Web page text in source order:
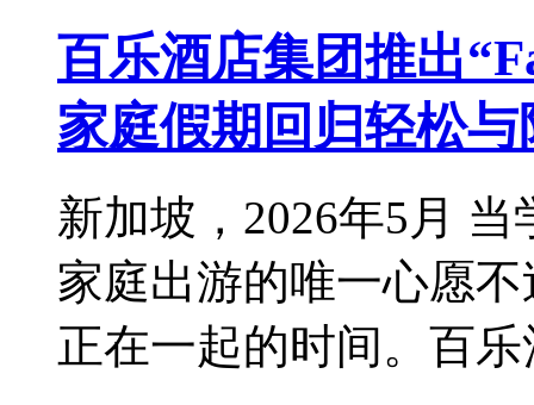
百乐酒店集团推出
家庭假期回归轻松与
新加坡，2026年5月
家庭出游的唯一心愿
正在一起的时间。百